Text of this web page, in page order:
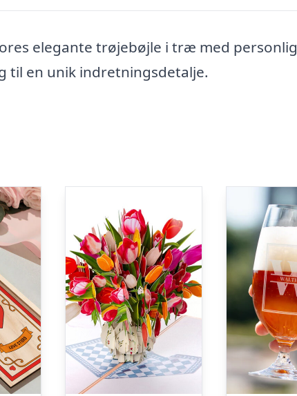
elegante trøjebøjle i træ med personlig
til en unik indretningsdetalje.